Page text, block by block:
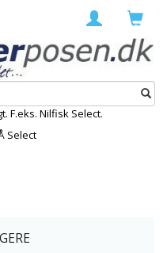
F.eks. Nilfisk Select.
Select